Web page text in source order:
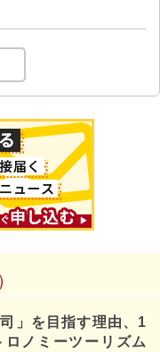
」を目指す理由、1
ノミーツーリズム